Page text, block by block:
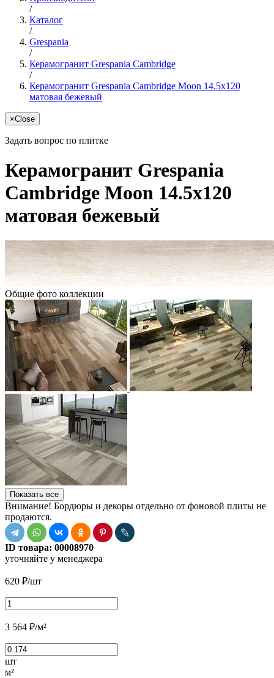
/
Каталог
/
Grespania
/
Керамогранит Grespania Cambridge
/
Керамогранит Grespania Cambridge Moon 14.5x120
матовая бежевый
×Close
Задать вопрос по плитке
Керамогранит Grespania
Cambridge Moon 14.5x120
матовая бежевый
Общие фото коллекции
Показать все
Внимание! Бордюры и декоры отдельно от фоновой плиты не
продаются.
ID товара: 00008970
уточняйте у менеджера
620 ₽/шт
3 564 ₽/м²
шт
м²